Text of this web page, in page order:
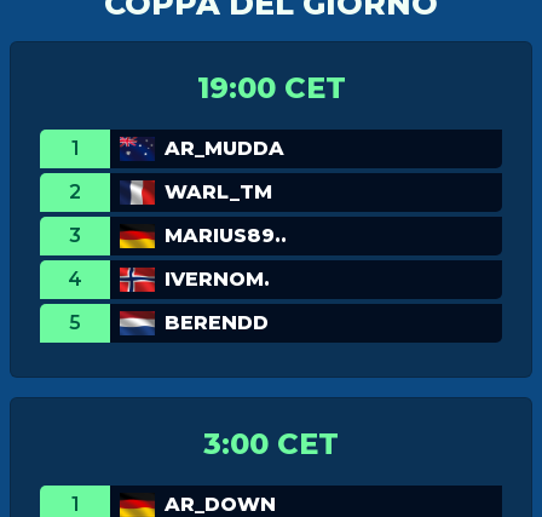
19:00 CET
1
AR_MUDDA
2
WARL_TM
3
MARIUS89..
4
IVERNOM.
5
BERENDD
3:00 CET
1
AR_DOWN